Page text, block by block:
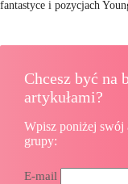
fantastyce i pozycjach
Chcesz być na
artykułami?
Wpisz poniżej swój
grupy:
E-mail